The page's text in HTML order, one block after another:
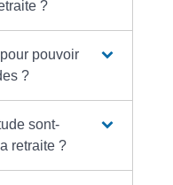
?
pouvoir
?
sont-
retraite ?